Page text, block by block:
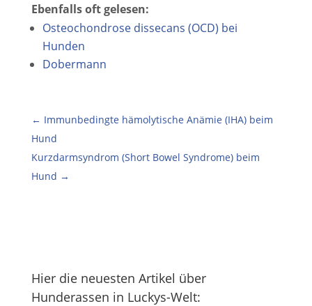
Ebenfalls oft gelesen:
Osteochondrose dissecans (OCD) bei
Hunden
Dobermann
← Immunbedingte hämolytische Anämie (IHA) beim
Hund
Kurzdarmsyndrom (Short Bowel Syndrome) beim
Hund →
Hier die neuesten Artikel über
Hunderassen in Luckys-Welt: